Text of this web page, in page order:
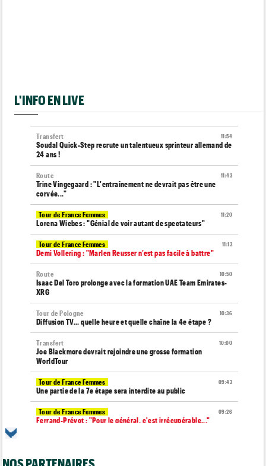
L'INFO EN LIVE
11:54
Transfert
Soudal Quick-Step recrute un talentueux sprinteur allemand de
24 ans !
11:43
Route
Trine Vingegaard : "L'entraînement ne devrait pas être une
corvée..."
11:20
Tour de France Femmes
Lorena Wiebes : "Génial de voir autant de spectateurs"
11:13
Tour de France Femmes
Demi Vollering : "Marlen Reusser n’est pas facile à battre"
10:50
Route
Isaac Del Toro prolonge avec la formation UAE Team Emirates-
XRG
10:36
Tour de Pologne
Diffusion TV... quelle heure et quelle chaîne la 4e étape ?
10:00
Transfert
Joe Blackmore devrait rejoindre une grosse formation
WorldTour
09:42
Tour de France Femmes
Une partie de la 7e étape sera interdite au public
09:26
Tour de France Femmes
Ferrand-Prévot : "Pour le général, c'est irrécupérable..."